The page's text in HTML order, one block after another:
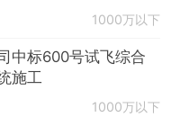
1000万以下
中标600号试飞综合
施工
1000万以下